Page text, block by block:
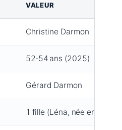
VALEUR
Christine Darmon
52‑54 ans (2025)
Gérard Darmon
1 fille (Léna, née en 2017)